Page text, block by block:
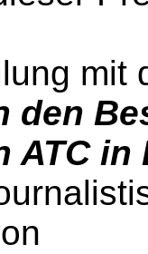
mit
den
ATC